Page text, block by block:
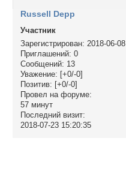
Russell Depp
Участник
Зарегистрирован: 2018-06-08
Приглашений: 0
Сообщений: 13
Уважение: [+0/-0]
Позитив: [+0/-0]
Провел на форуме:
57 минут
Последний визит:
2018-07-23 15:20:35